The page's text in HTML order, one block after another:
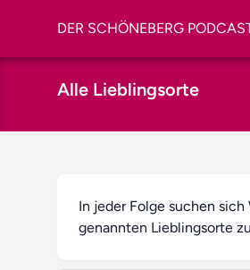
DER SCHÖNEBERG
Alle Lieblingsorte
In jeder Folge suchen
genannten Lieblingsorte